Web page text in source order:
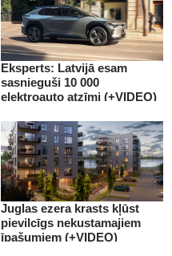
Eksperts: Latvijā esam
sasnieguši 10 000
elektroauto atzīmi (+VIDEO)
Juglas ezera krasts kļūst
pievilcīgs nekustamajiem
īpašumiem (+VIDEO)